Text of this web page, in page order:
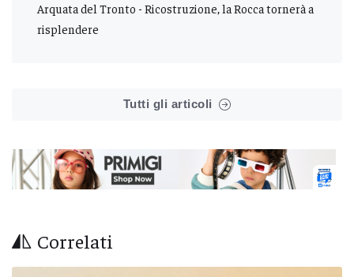
Arquata del Tronto - Ricostruzione, la Rocca tornerà a
risplendere
Tutti gli articoli
Correlati